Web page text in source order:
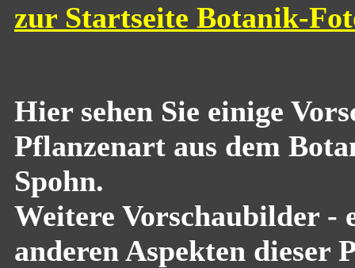
zur Startseite Botanik-
Hier sehen Sie einige
Pflanzenart aus dem
Spohn.
Weitere Vorschaubilder -
anderen Aspekten dieser